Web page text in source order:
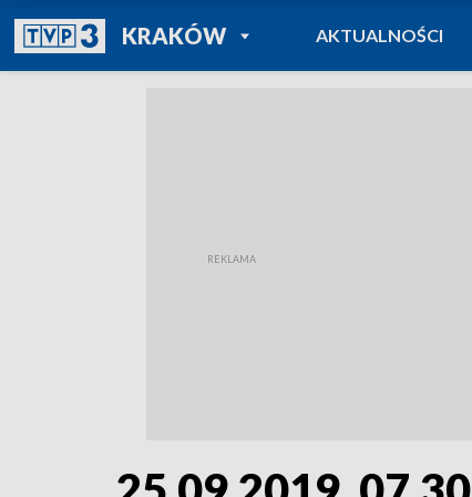
KRAKÓWPOWRÓT DO
TVP REGIONY
AKTUALNOŚCI